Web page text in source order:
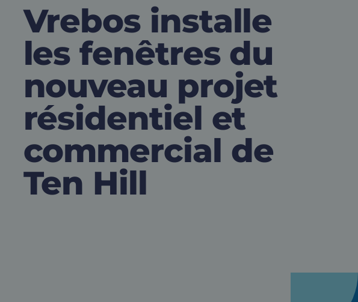
Vrebos installe
les fenêtres du
nouveau projet
résidentiel et
commercial de
Ten Hill